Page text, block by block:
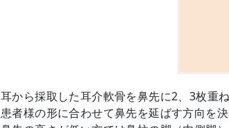
耳から採取した耳介軟骨を鼻先に2、3枚重
患者様の形に合わせて鼻先を延ばす方向を